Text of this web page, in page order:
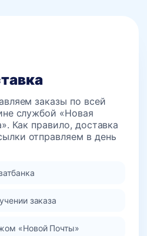
заказы по всей
службой «Новая
Как правило, доставка
отправляем в день
заказа
«Новой Почты»